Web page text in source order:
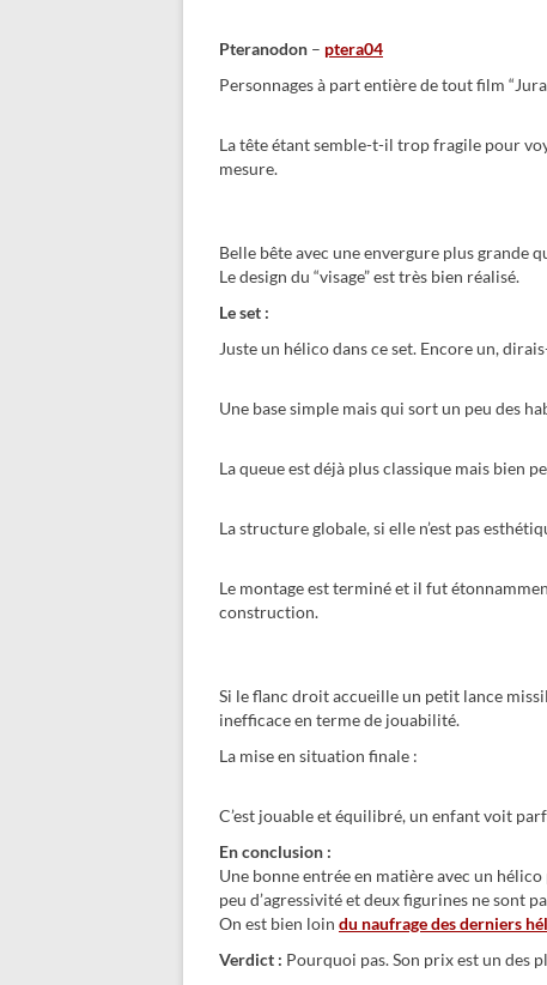
Pteranodon – ptera04
Personnages à part entière de tout film
La tête étant semble-t-il trop fragile pour
mesure.
Belle bête avec une envergure plus grande
Le design du “visage” est très bien réalisé.
Le set :
Juste un hélico dans ce set. Encore un,
Une base simple mais qui sort un peu des
La queue est déjà plus classique mais bien
La structure globale, si elle n’est pas
Le montage est terminé et il fut
construction.
Si le flanc droit accueille un petit lance
inefficace en terme de jouabilité.
La mise en situation finale :
C’est jouable et équilibré, un enfant voit
En conclusion :
Une bonne entrée en matière avec un
peu d’agressivité et deux figurines ne sont
On est bien loin du naufrage des derniers
Verdict : Pourquoi pas. Son prix est un des